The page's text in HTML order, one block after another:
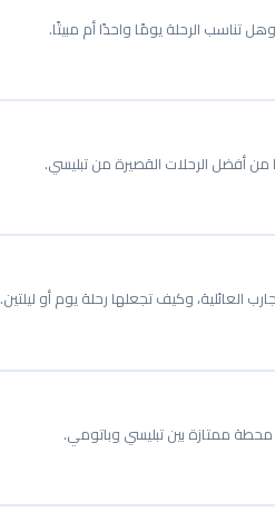
تناسب الرحلة يومًا واحدًا أم مبيتًا.
أفضل الرحلات القصيرة من تبليسي.
العائلية، وكيف تجعلها رحلة يوم أو ليلتين.
محطة ممتازة بين تبليسي وباتومي.